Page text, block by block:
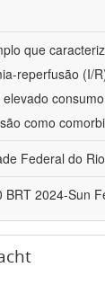
que
reperfusão (I/
como
Federal do
BRT 2024-Sun